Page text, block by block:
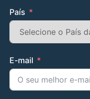
País
E-mail